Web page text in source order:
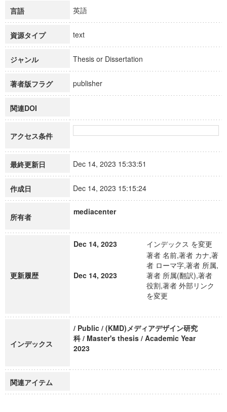
言語 英語
資源タイプ text
ジャンル Thesis or Dissertation
著者版フラグ publisher
関連DOI
アクセス条件
最終更新日 Dec 14, 2023 15:33:51
作成日 Dec 14, 2023 15:15:24
所有者
mediacenter
更新履歴
Dec 14, 2023 インデックス を変更
Dec 14, 2023
著者 名前,著者 カナ,著
者 ローマ字,著者 所属,
著者 所属(翻訳),著者
役割,著者 外部リンク
を変更
インデックス
/ Public / (KMD)メディアデザイン研究
科 / Master's thesis / Academic Year
2023
関連アイテム